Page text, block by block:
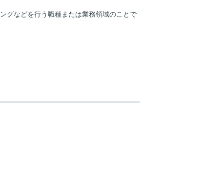
グなどを行う職種または業務領域のことで